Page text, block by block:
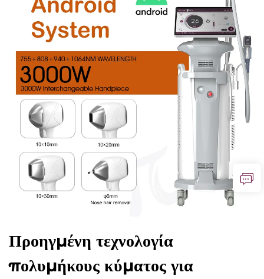
Προηγμένη τεχνολογία
πολυμήκους κύματος για